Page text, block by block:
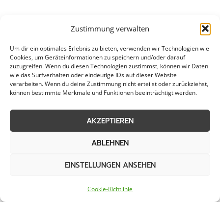
Zustimmung verwalten
Um dir ein optimales Erlebnis zu bieten, verwenden wir Technologien wie
Cookies, um Geräteinformationen zu speichern und/oder darauf
zuzugreifen. Wenn du diesen Technologien zustimmst, können wir Daten
wie das Surfverhalten oder eindeutige IDs auf dieser Website
verarbeiten. Wenn du deine Zustimmung nicht erteilst oder zurückziehst,
können bestimmte Merkmale und Funktionen beeinträchtigt werden.
AKZEPTIEREN
ABLEHNEN
EINSTELLUNGEN ANSEHEN
Cookie-Richtlinie
Wipperfürth innovative Technologien zur
Parkplatzpflege und -überwachung verstärkt
eingesetzt. Smarte Lösungen ermöglichen eine
effiziente Verwaltung von Parkplätzen,
optimieren die Auslastung und tragen zur
Durch die Integration von digitalen Systemen
wird die Parkplatzpflege in Wipperfürth noch
effektiver und transparenter gestaltet. So wird
zukünftig den hohen Ansprüchen an
Sauberkeit, Sicherheit und Nutzerkomfort